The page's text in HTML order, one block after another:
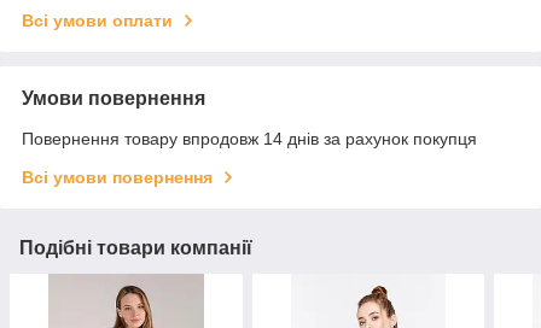
Всі умови оплати
Умови повернення
Повернення товару впродовж 14 днів за рахунок покупця
Всі умови повернення
Подібні товари компанії